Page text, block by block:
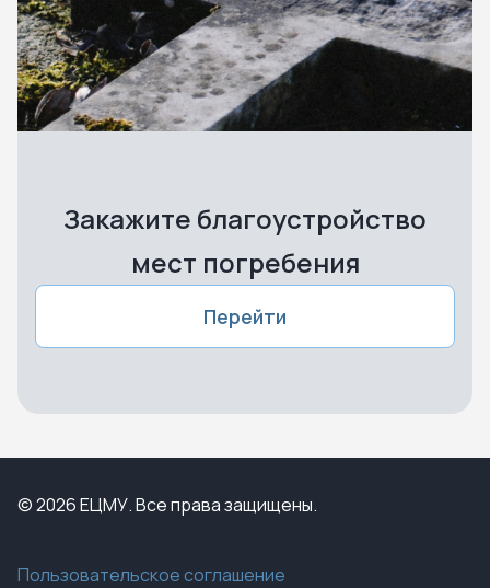
Закажите благоустройство
мест погребения
Перейти
© 2026 ЕЦМУ. Все права защищены.
Пользовательское соглашение